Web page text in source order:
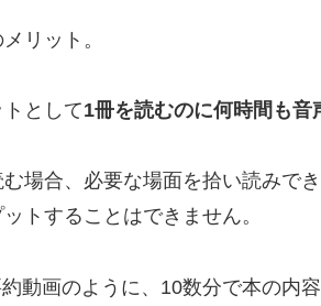
リット。
として1冊を読むのに何時間も
場合、必要な場面を拾い読みで
トすることはできません。
動画のように、10数分で本の内